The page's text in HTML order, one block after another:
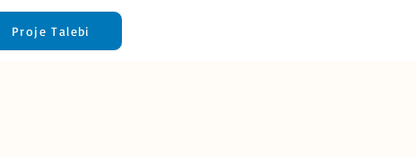
Proje Talebi